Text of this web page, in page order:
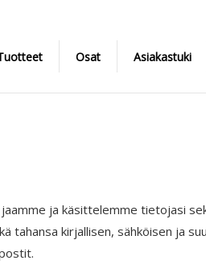
Osat Asiakastuki
ja käsittelemme tietojasi
kirjallisen, sähköisen ja